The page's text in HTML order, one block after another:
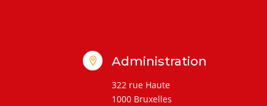
 Administration
322 rue Haute
1000 Bruxelles